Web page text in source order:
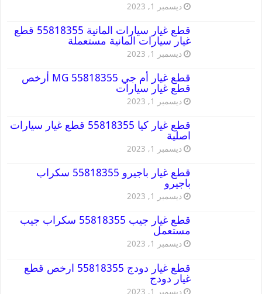
ديسمبر 1, 2023
قطع غيار سيارات المانية 55818355 قطع
غيار سيارات المانية مستعملة
ديسمبر 1, 2023
قطع غيار أم جي MG 55818355 أرخص
قطع غيار سيارات
ديسمبر 1, 2023
قطع غيار كيا 55818355 قطع غيار سيارات
اصلية
ديسمبر 1, 2023
قطع غيار باجيرو 55818355 سكراب
باجيرو
ديسمبر 1, 2023
قطع غيار جيب 55818355 سكراب جيب
مستعمل
ديسمبر 1, 2023
قطع غيار دودج 55818355 ارخص قطع
غيار دودج
ديسمبر 1, 2023